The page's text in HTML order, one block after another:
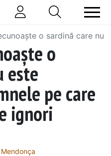
o sardină care nu
o
este
pe care
ignori